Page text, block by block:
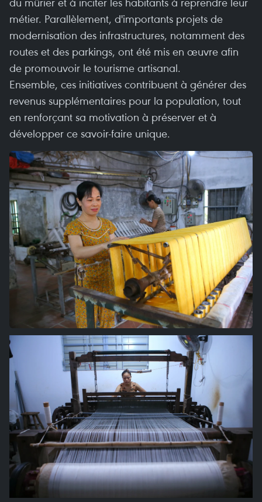
métier. Parallèlement, d'importants projets de
modernisation des infrastructures, notamment des
routes et des parkings, ont été mis en œuvre afin
de promouvoir le tourisme artisanal.
Ensemble, ces initiatives contribuent à générer des
revenus supplémentaires pour la population, tout
en renforçant sa motivation à préserver et à
développer ce savoir-faire unique.